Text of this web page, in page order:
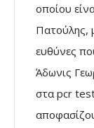
οποίου
Πατούλης,
ευθύνες
Άδωνις
στα pcr